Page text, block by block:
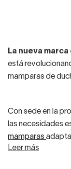
La nueva
está
mamparas de
Con sede en la
las necesidades
mamparas
Leer más